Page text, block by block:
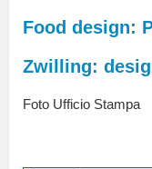
Food design:
Zwilling:
Foto Ufficio Stampa